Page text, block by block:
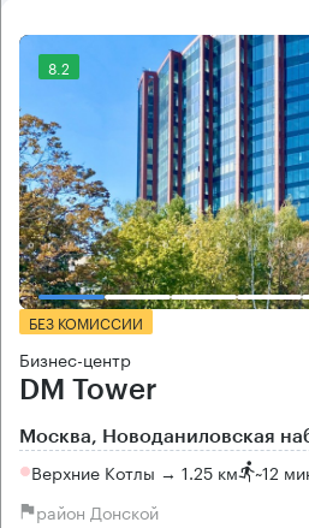
8.2
БЕЗ КОМИССИИ
Бизнес-центр
DM Tower
Москва, Новоданиловская
Верхние Котлы → 1.25 км ~12
район Донской